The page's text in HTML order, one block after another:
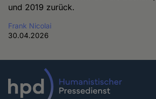
und 2019 zurück.
Frank Nicolai
30.04.2026